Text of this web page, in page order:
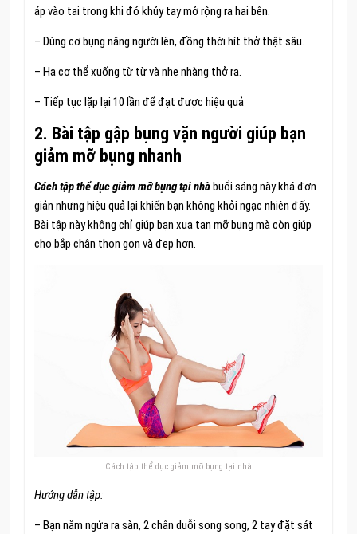
áp vào tai trong khi đó khủy tay mở rộng ra hai bên.
– Dùng cơ bụng nâng người lên, đồng thời hít thở thật sâu.
– Hạ cơ thể xuống từ từ và nhẹ nhàng thở ra.
– Tiếp tục lặp lại 10 lần để đạt được hiệu quả
2. Bài tập gập bụng vặn người giúp bạn
giảm mỡ bụng nhanh
Cách tập thể dục giảm mỡ bụng tại nhàbuổi sáng này khá đơn
giản nhưng hiệu quả lại khiến bạn không khỏi ngạc nhiên đấy.
Bài tập này không chỉ giúp bạn xua tan mỡ bụng mà còn giúp
cho bắp chân thon gọn và đẹp hơn.
Cách tập thể dục giảm mỡ bụng tại nhà
Hướng dẫn tập:
– Bạn nằm ngửa ra sàn, 2 chân duỗi song song, 2 tay đặt sát